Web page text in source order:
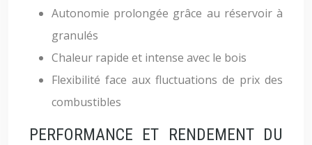
Autonomie prolongée grâce au réservoir à
granulés
Chaleur rapide et intense avec le bois
Flexibilité face aux fluctuations de prix des
combustibles
PERFORMANCE ET RENDEMENT DU